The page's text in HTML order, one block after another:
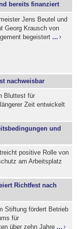
bereits finanziert
Jens Beutel und
Georg Krausch von
begeistert ...
nachweisbar
Bluttest für
Zeit entwickelt
und
positive Rolle von
am Arbeitsplatz
Richtfest nach
Stiftung fördert Betrieb
für
über zehn Jahre ...